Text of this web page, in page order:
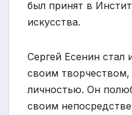
был принят в
искусства.
Сергей Есенин стал
своим
личностью. Он
своим